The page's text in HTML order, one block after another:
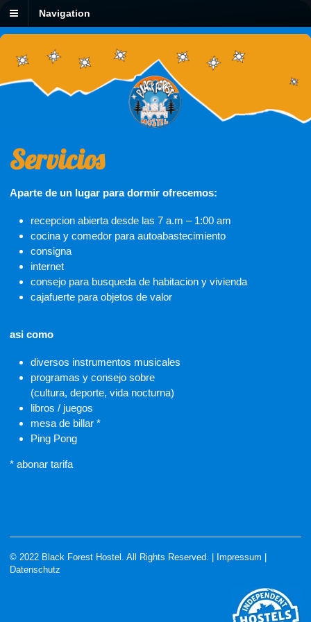
Navigation
Servicios
Aparte de un lugar para dormir ofrecemos:
recepcion abierta desde las 7 a.m – 1:00 am
cocina y comedor para autoabastecimiento
consigna
internet
consejo para busqueda de habitacion y vivienda
cajafuerte para objetos de valor
asi como
diversos instrumentos musicales
programas y consejo sobre
(cultura, deporte, vida nocturna)
libros / juegos
mesa de billar *
Ping Pong
* abonar tarifa
© 2022 Black Forest Hostel. All Rights Reserved. | Impressum
Datenschutz